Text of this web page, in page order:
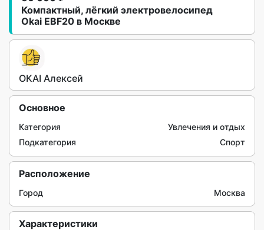
Компактный, лёгкий электровелосипед
Okai EBF20 в Москве
OKAI Алексей
Основное
Категория
Увлечения и отдых
Подкатегория
Спорт
Расположение
Город Москва
Характеристики